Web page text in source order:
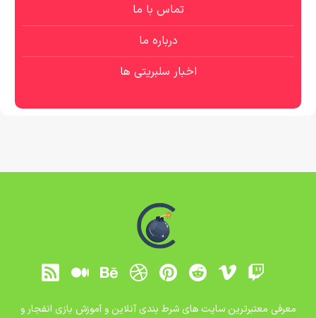
تماس با ما
درباره ما
اخبار سلبریتی ها
معرفی معتبرترین سایت های شرط بندی آنلاین و آموزش بازی انفجار و